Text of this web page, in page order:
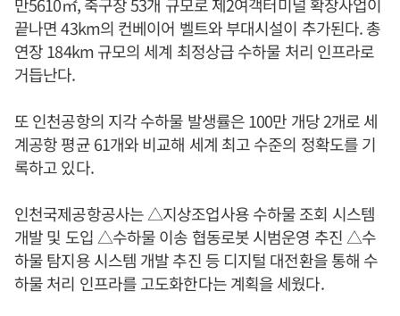
끝나면 43km의 컨베이어 벨트와 부대시설이 추가된다. 총
연장 184km 규모의 세계 최정상급 수하물 처리 인프라로
거듭난다.
또 인천공항의 지각 수하물 발생률은 100만 개당 2개로 세
계공항 평균 61개와 비교해 세계 최고 수준의 정확도를 기
록하고 있다.
인천국제공항공사는 △지상조업사용 수하물 조회 시스템
개발 및 도입 △수하물 이송 협동로봇 시범운영 추진 △수
하물 탐지용 시스템 개발 추진 등 디지털 대전환을 통해 수
하물 처리 인프라를 고도화한다는 계획을 세웠다.